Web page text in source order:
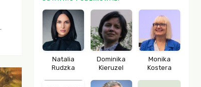
Natalia
Rudzka
Dominika
Kieruzel
Monika
Kostera